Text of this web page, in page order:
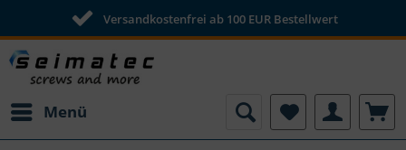
Versandkostenfrei ab 100 EUR Bestellwert
Menü